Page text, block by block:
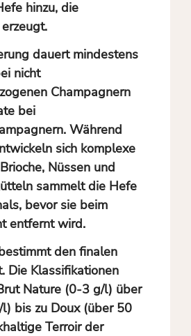
hinzu, die
dauert mindestens
nicht
Champagnern
bei
Während
sich komplexe
Nüssen und
sammelt die Hefe
bevor sie beim
entfernt wird.
den finalen
Die Klassifikationen
Nature (0-3 g/l) über
bis zu Doux (über 50
Terroir der